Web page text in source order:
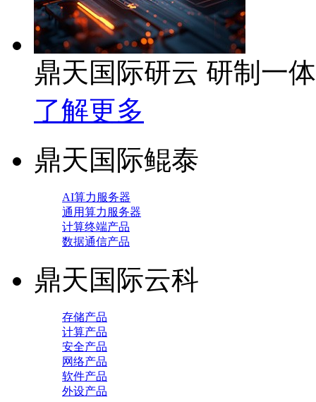
鼎天国际研云 研制一
了解更多
鼎天国际鲲泰
AI算力服务器
通用算力服务器
计算终端产品
数据通信产品
鼎天国际云科
存储产品
计算产品
安全产品
网络产品
软件产品
外设产品